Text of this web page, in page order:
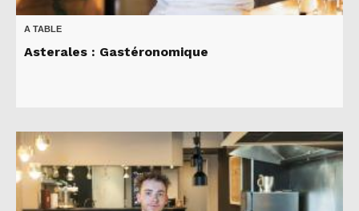
A TABLE
Asterales : Gastéronomique